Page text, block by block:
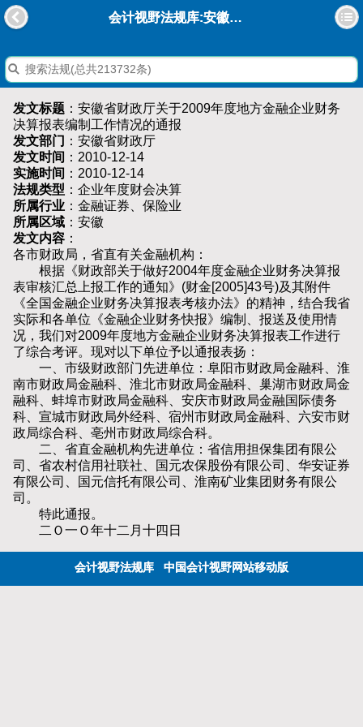
会计视野法规库:安徽省财政厅关于2009年度地方金融企业财务决算报表编制工作情况的通报
发文标题 ：安徽省财政厅关于2009年度地方金融企业财务
决算报表编制工作情况的通报
发文部门 ：安徽省财政厅
发文时间 ：2010-12-14
实施时间 ：2010-12-14
法规类型 ：企业年度财会决算
所属行业 ：金融证券、保险业
所属区域 ：安徽
发文内容 ：
各市财政局，省直有关金融机构：
根据《财政部关于做好2004年度金融企业财务决算报
表审核汇总上报工作的通知》(财金[2005]43号)及其附件
《全国金融企业财务决算报表考核办法》的精神，结合我省
实际和各单位《金融企业财务快报》编制、报送及使用情
况，我们对2009年度地方金融企业财务决算报表工作进行
了综合考评。现对以下单位予以通报表扬：
一、市级财政部门先进单位：阜阳市财政局金融科、淮
南市财政局金融科、淮北市财政局金融科、巢湖市财政局金
融科、蚌埠市财政局金融科、安庆市财政局金融国际债务
科、宣城市财政局外经科、宿州市财政局金融科、六安市财
政局综合科、亳州市财政局综合科。
二、省直金融机构先进单位：省信用担保集团有限公
司、省农村信用社联社、国元农保股份有限公司、华安证券
有限公司、国元信托有限公司、淮南矿业集团财务有限公
司。
特此通报。
二Ｏ一Ｏ年十二月十四日
会计视野法规库 中国会计视野网站移动版